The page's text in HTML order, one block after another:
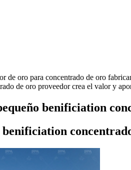
de oro para concentrado de oro
de oro proveedor crea el valor y
benificiation
benificiation